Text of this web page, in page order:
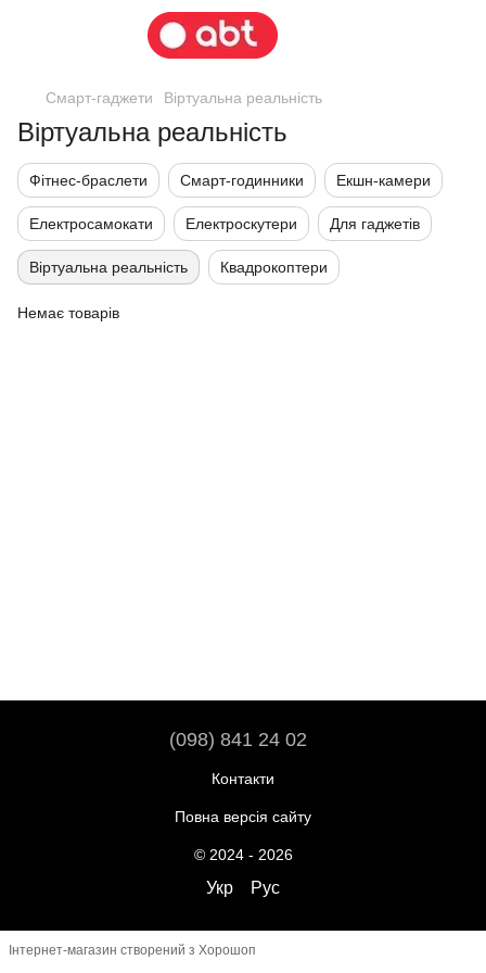
Смарт-гаджети Віртуальна реальність
Віртуальна реальність
Фітнес-браслети Смарт-годинники Екшн-камери
Електросамокати Електроскутери Для гаджетів
Віртуальна реальність Квадрокоптери
Немає товарів
(098) 841 24 02
Контакти
Повна версія сайту
© 2024 - 2026
Укр Рус
Інтернет-магазин створений з Хорошоп